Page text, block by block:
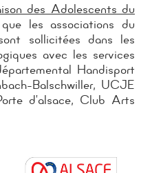
des Adolescents du
les associations du
sollicitées dans les
avec les services
Handisport
Balschwiller, UCJE
d’alsace, Club Arts